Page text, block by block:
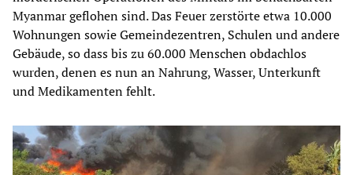
Myanmar geflohen sind. Das Feuer zerstörte etwa 10.000
Wohnungen sowie Gemeindezentren, Schulen und andere
Gebäude, so dass bis zu 60.000 Menschen obdachlos
wurden, denen es nun an Nahrung, Wasser, Unterkunft
und Medikamenten fehlt.